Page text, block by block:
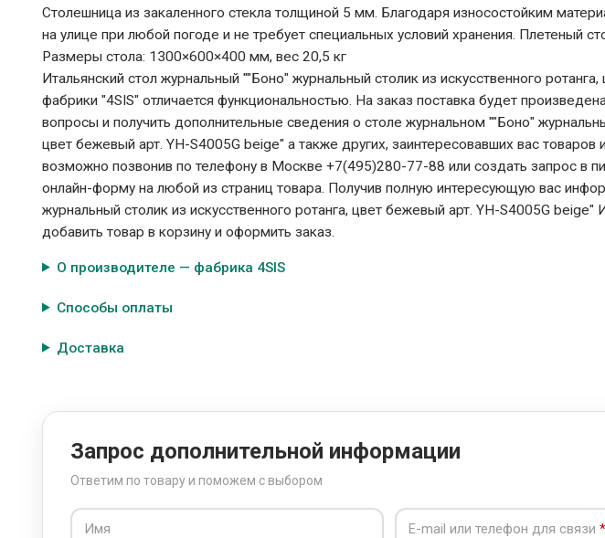
Столешница из закаленного стекла толщиной 5 мм. Благодаря износостойким
на улице при любой погоде и не требует специальных условий хранения. Плетеный
Размеры стола: 1300×600×400 мм, вес 20,5 кг
Итальянский стол журнальный ""Боно" журнальный столик из искусственного
фабрики "4SIS" отличается функциональностью. На заказ поставка будет
вопросы и получить дополнительные сведения о столе журнальном ""Боно"
цвет бежевый арт. YH-S4005G beige" а также других, заинтересовавших вас товаров
возможно позвонив по телефону в Москве +7(495)280-77-88 или создать запрос в
онлайн-форму на любой из страниц товара. Получив полную интересующую вас
журнальный столик из искусственного ротанга, цвет бежевый арт. YH-S4005G
добавить товар в корзину и оформить заказ.
О производителе — фабрика 4SIS
Способы оплаты
Доставка
Запрос дополнительной информации
Ответим по товару и поможем с выбором
Имя E-mail или телефон для связи